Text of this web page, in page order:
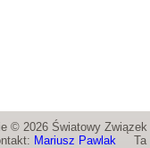
© 2026 Światowy
Mariusz PawlakTa